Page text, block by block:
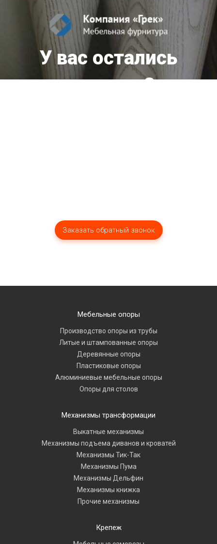
У вас остались
вопросы?
Мебельные опоры
Производство опоры из трубы
Литые и штампованные опоры
Деревянные опоры
Пластиковые опоры
Алюминиевые мебельные опоры
Опоры для столов
Механизмы трансформации
Выкатные механизмы
Механизмы подъема диванов и кроватей
Механизмы Тик-Так
Механизмы Пума
Механизмы Дельфин
Механизмы книжка
Прочие механизмы
Крепеж